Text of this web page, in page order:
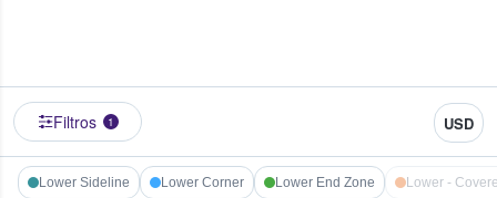
Filtros 1 USD
Lower Sideline Lower Corner Lower End Zone Lower -